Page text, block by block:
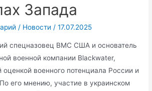
Запада
/ Новости /17.07.2025
спецназовец ВМС США и основатель
военной компании Blackwater,
оценкой военного потенциала России и
его мнению, участие в украинском